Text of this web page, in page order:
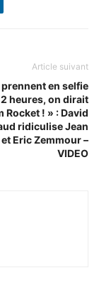
Article suivant
prennent en selfie
heures, on dirait
Rocket ! » : David
ridiculise Jean
Eric Zemmour –
VIDEO